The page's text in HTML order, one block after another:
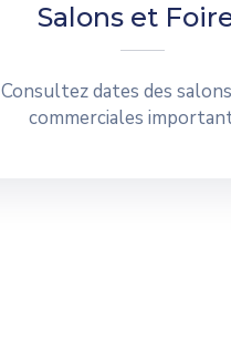
Salons et
Consultez dates des
commerciales